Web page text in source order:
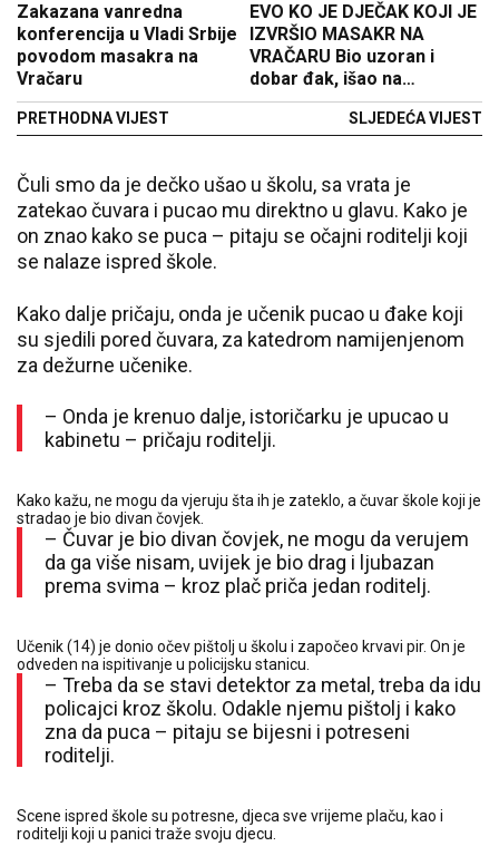
Zakazana vanredna
konferencija u Vladi Srbije
povodom masakra na
Vračaru
PRETHODNA VIJEST
EVO KO JE DJEČAK KOJI JE
IZVRŠIO MASAKR NA
VRAČARU Bio uzoran i
dobar đak, išao na
takmičenja iz matematike i
biologije - Kec iz istorije
SLJEDEĆA VIJEST
Čuli smo da je dečko ušao u školu, sa vrata je
zatekao čuvara i pucao mu direktno u glavu. Kako je
on znao kako se puca – pitaju se očajni roditelji koji
se nalaze ispred škole.
Kako dalje pričaju, onda je učenik pucao u đake koji
su sjedili pored čuvara, za katedrom namijenjenom
za dežurne učenike.
– Onda je krenuo dalje, istoričarku je upucao u
kabinetu – pričaju roditelji.
Kako kažu, ne mogu da vjeruju šta ih je zateklo, a čuvar škole koji je
stradao je bio divan čovjek.
– Čuvar je bio divan čovjek, ne mogu da verujem
da ga više nisam, uvijek je bio drag i ljubazan
prema svima – kroz plač priča jedan roditelj.
Učenik (14) je donio očev pištolj u školu i započeo krvavi pir. On je
odveden na ispitivanje u policijsku stanicu.
– Treba da se stavi detektor za metal, treba da idu
policajci kroz školu. Odakle njemu pištolj i kako
zna da puca – pitaju se bijesni i potreseni
roditelji.
Scene ispred škole su potresne, djeca sve vrijeme plaču, kao i
roditelji koji u panici traže svoju djecu.